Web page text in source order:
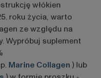
włókien
roku życia, warto
ze względu na
Wypróbuj suplement
Marine Collagen ) lub